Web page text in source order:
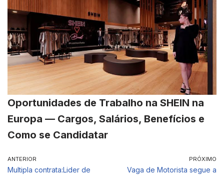
Oportunidades de Trabalho na SHEIN na
Europa — Cargos, Salários, Benefícios e
Como se Candidatar
ANTERIOR
Multipla contrata:Lider de
PRÓXIMO
Vaga de Motorista segue a